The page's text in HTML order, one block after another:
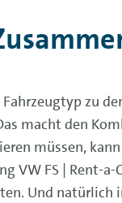
zu
macht den
müssen,
VW FS | Rent-
Und